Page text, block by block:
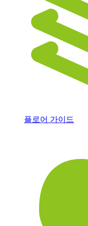
플로어 가이드